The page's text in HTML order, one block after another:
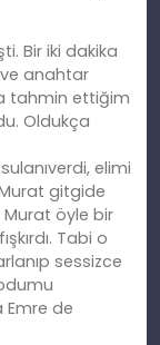
Bir iki dakika
anahtar
tahmin ettiğim
Oldukça
elimi
gitgide
Murat öyle bir
Tabi o
sessizce
Emre de